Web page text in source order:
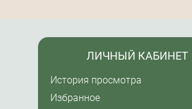
ЛИЧНЫЙ КАБИНЕТ
История просмотра
Избранное